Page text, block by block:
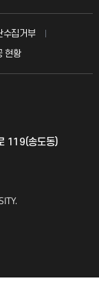
수집거부
현황
119(송도동)